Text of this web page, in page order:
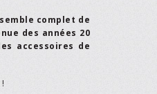
complet de
des années 20
accessoires de
!